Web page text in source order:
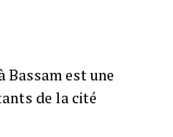
est une
de la cité